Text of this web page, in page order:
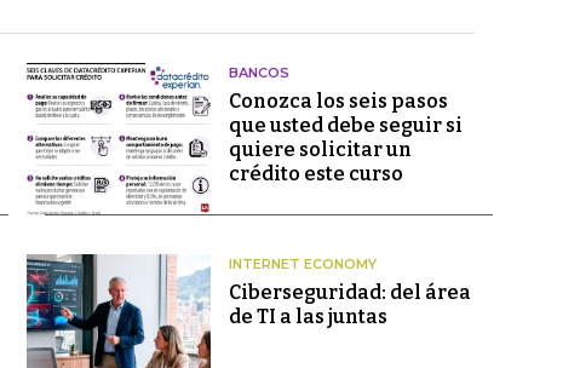
BANCOS
Conozca los seis pasos
que usted debe seguir si
quiere solicitar un
crédito este curso
INTERNET ECONOMY
Ciberseguridad: del área
de TI a las juntas